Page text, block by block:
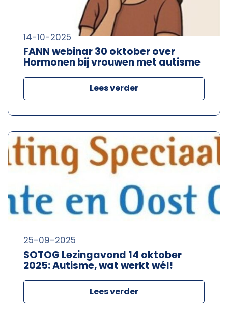
FANN webinar 30 oktober over
Hormonen bij vrouwen met autisme
14-10-2025
Lees verder
SOTOG Lezingavond 14 oktober
2025: Autisme, wat werkt wél!
25-09-2025
Lees verder